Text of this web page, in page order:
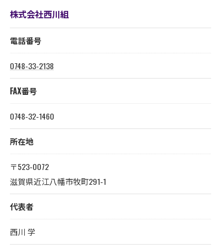
株式会社西川組
電話番号
0748-33-2138
FAX番号
0748-32-1460
所在地
〒523-0072
滋賀県近江八幡市牧町291-1
代表者
西川 学